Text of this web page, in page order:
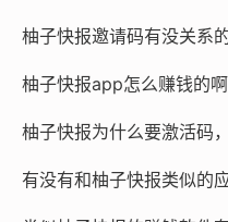
柚子快报邀请码有没关系
柚子快报为什么要激活码
有没有和柚子快报类似的